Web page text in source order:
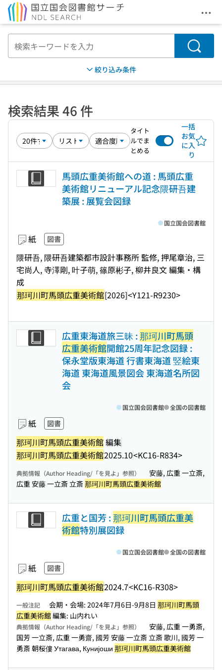
メ
検索
絞り込み条件
検索結果 46 件
タイト
ルでま
とめる
一括
お気
に入
り
馬頭広重美術館への道 : 馬頭広重
美術館リニューアル記念隈研吾建
築展 : 展覧会図録
紙 図書
隈研吾, 隈研吾建築都市設計事務所 監修, 押尾章治, 三
宅尚人, 寺澤剛, 叶子萌, 篠原彬子, 柳井良文 編集・構
成
那珂川町馬頭広重美術館[2026]<Y121-R9230>
国立国会図書館
広重東海道旅三昧 :那珂川町馬頭
広重美術館開館25周年記念図録 :
保永堂版東海道 行書東海道 竪絵東
海道 東海道風景図会 東海道名所図
会
紙 図書
那珂川町馬頭広重美術館編集
那珂川町馬頭広重美術館2025.10<KC16-R834>
国立国会図書館 全国の図書館
典拠情報（Author Heading/「を見よ」参照）
安藤, 広重 一立斎,
広重 安藤 一立斎 立斎那珂川町馬頭広重美術館
広重と国芳 :那珂川町馬頭広重美
術館特別展図録
紙 図書
那珂川町馬頭広重美術館2024.7<KC16-R308>
国立国会図書館 全国の図書館
一般注記 会期・会場: 2024年7月6日-9月8日 那珂川町馬頭
広重美術館編集: 山内れい
典拠情報（Author Heading/「を見よ」参照）
安藤, 広重 一勇斎,
国芳 一立斎, 広重 一勇齋, 國芳 安藤 一立斎 立斎 歌川, 國芳 一
勇斎 朝桜僂 Утагава, Кунијоши 那珂川町馬頭広重美術館